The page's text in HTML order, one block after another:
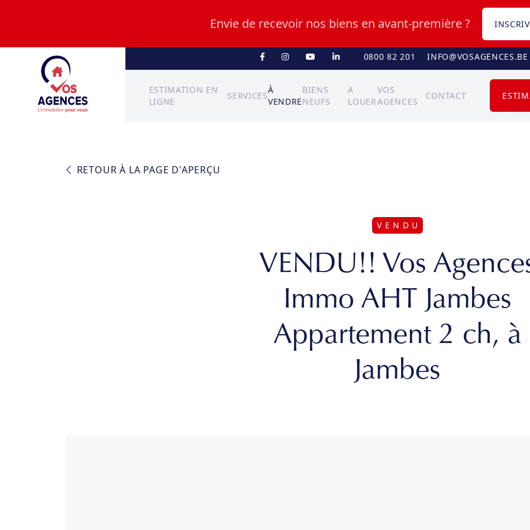
Envie de recevoir nos biens en avant-première ?
0800 82 201 INFO@VOSAGENCES.BE
ESTIMATION EN
LIGNE
SERVICES
À
VENDRE
BIENS
NEUFS
A
LOUER
VOS
AGENCES
CONTACT
RETOUR À LA PAGE D'APERÇU
V E N D U
VENDU!! Vos
Immo AHT Jambes
Appartement 2 ch, à
Jambes